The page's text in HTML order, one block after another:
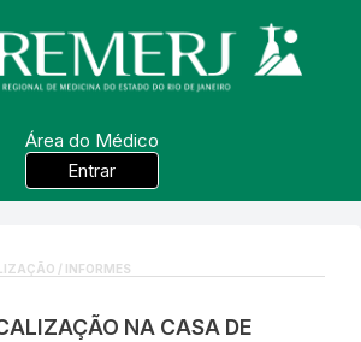
Área do Médico
Entrar
/ INFORMES
NA CASA DE